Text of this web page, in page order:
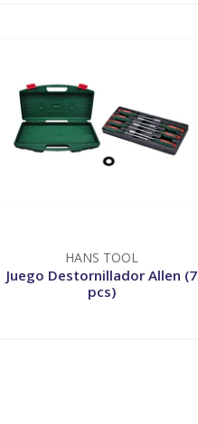
HANS TOOL
Juego Destornillador Allen (7
pcs)